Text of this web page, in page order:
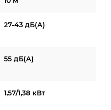
27-43 дБ(А)
55 дБ(А)
1,57/1,38 кВт